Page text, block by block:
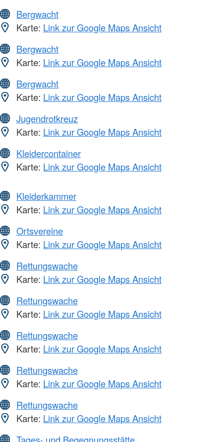
Bergwacht
Karte: Link zur Google Maps Ansicht
Bergwacht
Karte: Link zur Google Maps Ansicht
Bergwacht
Karte: Link zur Google Maps Ansicht
Jugendrotkreuz
Karte: Link zur Google Maps Ansicht
Kleidercontainer
Karte: Link zur Google Maps Ansicht
Kleiderkammer
Karte: Link zur Google Maps Ansicht
Ortsvereine
Karte: Link zur Google Maps Ansicht
Rettungswache
Karte: Link zur Google Maps Ansicht
Rettungswache
Karte: Link zur Google Maps Ansicht
Rettungswache
Karte: Link zur Google Maps Ansicht
Rettungswache
Karte: Link zur Google Maps Ansicht
Rettungswache
Karte: Link zur Google Maps Ansicht